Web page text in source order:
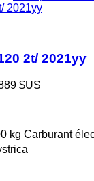
2021yy
2t/ 2021yy
$US
kg Carburant